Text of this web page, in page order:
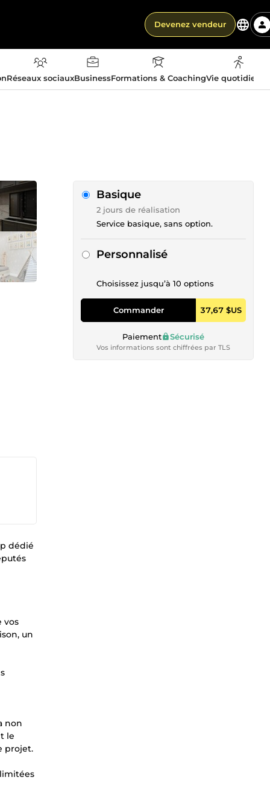
Devenez vendeur
Réseaux sociauxBusinessFormations & CoachingVie
dédié
vos
un
non
le
projet.
Basique
2 jours de réalisation
Service basique, sans option.
Personnalisé
Choisissez jusqu’à 10 options
Commander 37,67 $US
Paiement Sécurisé
Vos informations sont chiffrées par TLS